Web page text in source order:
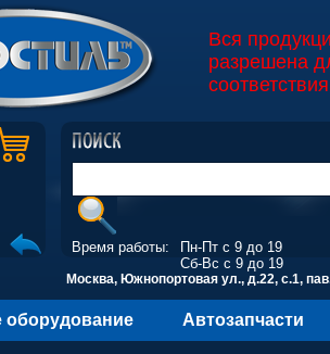
Вся
разрешена
Время работы:
Пн-Пт с 9 до 19
Сб-Вс с 9 до 19
Москва, Южнопортовая ул., д.22, с.1,
оборудование Автозапчасти